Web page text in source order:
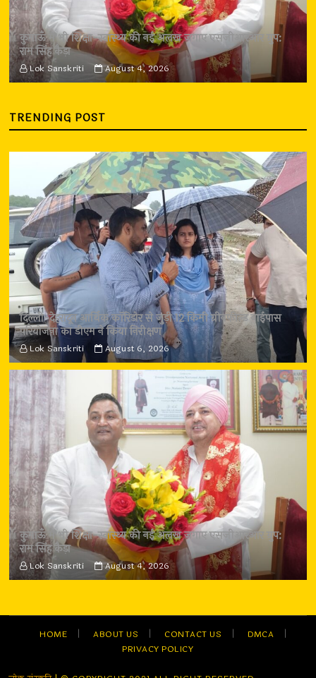
कुमाऊँ में भी शिक्षा-स्वास्थ्य की नई अलख जगाए एसजीआरआर ग्रुप:
राम सिंह कैड़ा
Lok Sanskriti August 4, 2026
TRENDING POST
दिल्ली-देहरादून आर्थिक कॉरिडोर से जुड़ी 12 किमी ग्रीनफील्ड बाईपास
परियोजना का डीएम ने किया निरीक्षण
Lok Sanskriti August 6, 2026
कुमाऊँ में भी शिक्षा-स्वास्थ्य की नई अलख जगाए एसजीआरआर ग्रुप:
राम सिंह कैड़ा
Lok Sanskriti August 4, 2026
HOME ABOUT US CONTACT US
DMCA
PRIVACY POLICY